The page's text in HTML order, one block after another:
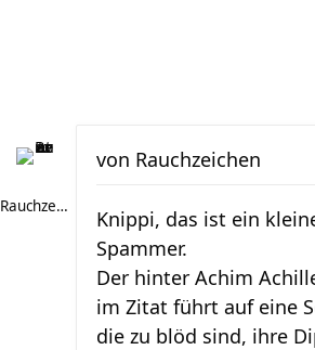
Rauchzeichen
von Rauchzeichen
Knippi, das ist ein
Spammer.
Der hinter Achim
im Zitat führt auf eine
die zu blöd sind, ihre